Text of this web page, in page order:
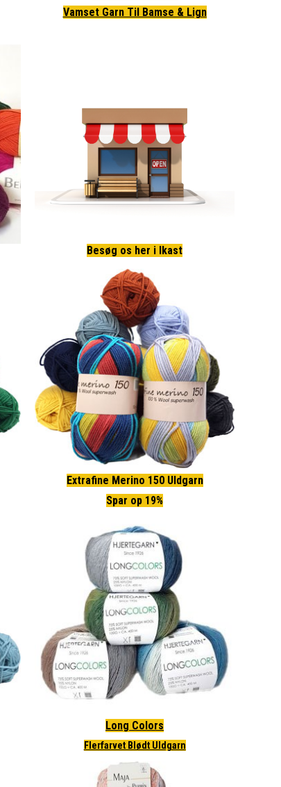
Vamset Garn Til Bamse & Lign
Besøg os her i Ikast
Extrafine Merino 150 Uldgarn
Spar op 19%
Long Colors
Flerfarvet Blødt Uldgarn